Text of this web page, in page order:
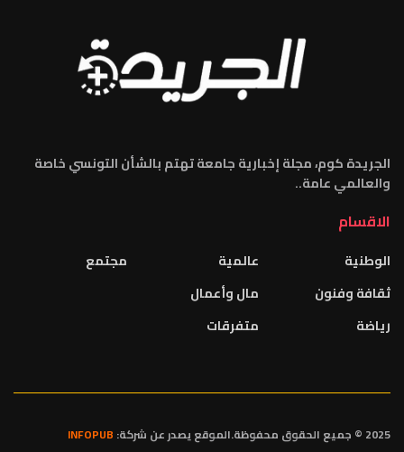
الجريدة كوم، مجلة إخبارية جامعة تهتم بالشأن التونسي خاصة
والعالمي عامة..
الاقسام
الوطنية
ثقافة وفنون
رياضة
عالمية
مال وأعمال
متفرقات
مجتمع
2025 © جميع الحقوق محفوظة.الموقع يصدر عن شركة: INFOPUB